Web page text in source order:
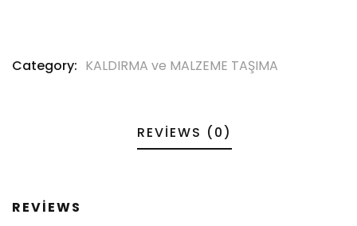
customer
Category: KALDIRMA ve MALZEME TAŞIMA
REVIEWS (0)
REVIEWS